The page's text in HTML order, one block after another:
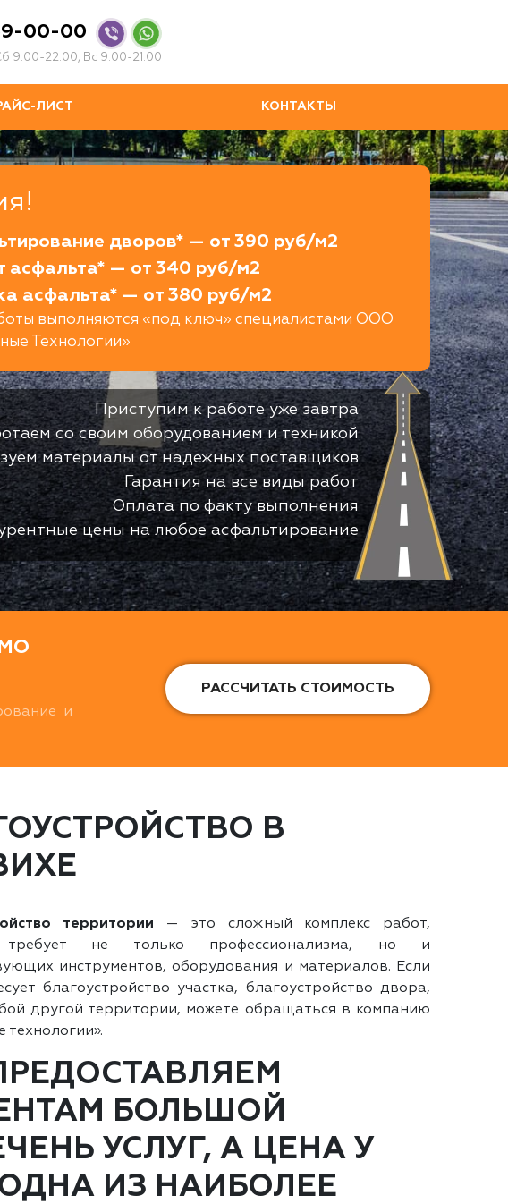
00-00
9:00-22:00, Вс 9:00-21:00
ЛИСТ КОНТАКТЫ
дворов* — от 390 руб/м2
асфальта* — от 340 руб/м2
асфальта* — от 380 руб/м2
выполняются «под ключ» специалистами ООО
Технологии»
Приступим к работе уже завтра
со своим оборудованием и техникой
материалы от надежных поставщиков
Гарантия на все виды работ
Оплата по факту выполнения
цены на любое асфальтирование
и
РАССЧИТАТЬ СТОИМОСТЬ
В
территории — это сложный комплекс работ,
требует не только профессионализма, но и
инструментов, оборудования и материалов. Если
благоустройство участка, благоустройство двора,
другой территории, можете обращаться в компанию
БОЛЬШОЙ
УСЛУГ, А ЦЕНА У
ИЗ НАИБОЛЕЕ